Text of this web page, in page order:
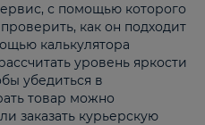
с помощью которого
как он подходит
калькулятора
уровень яркости
убедиться в
товар можно
заказать курьерскую